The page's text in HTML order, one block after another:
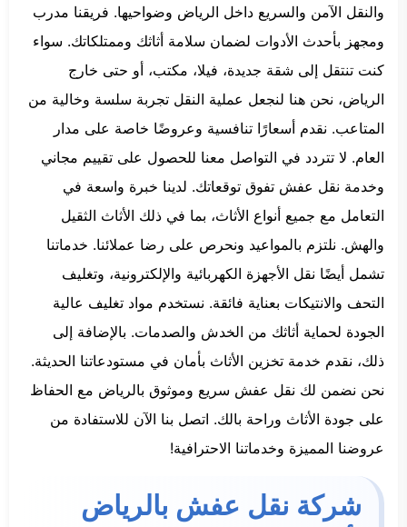
والنقل الآمن والسريع داخل الرياض وضواحيها. فريقنا مدرب
ومجهز بأحدث الأدوات لضمان سلامة أثاثك وممتلكاتك. سواء
كنت تنتقل إلى شقة جديدة، فيلا، مكتب، أو حتى خارج
الرياض، نحن هنا لنجعل عملية النقل تجربة سلسة وخالية من
المتاعب. نقدم أسعارًا تنافسية وعروضًا خاصة على مدار
العام. لا تتردد في التواصل معنا للحصول على تقييم مجاني
وخدمة نقل عفش تفوق توقعاتك. لدينا خبرة واسعة في
التعامل مع جميع أنواع الأثاث، بما في ذلك الأثاث الثقيل
والهش. نلتزم بالمواعيد ونحرص على رضا عملائنا. خدماتنا
تشمل أيضًا نقل الأجهزة الكهربائية والإلكترونية، وتغليف
التحف والانتيكات بعناية فائقة. نستخدم مواد تغليف عالية
الجودة لحماية أثاثك من الخدش والصدمات. بالإضافة إلى
ذلك، نقدم خدمة تخزين الأثاث بأمان في مستودعاتنا الحديثة.
نحن نضمن لك نقل عفش سريع وموثوق بالرياض مع الحفاظ
على جودة الأثاث وراحة بالك. اتصل بنا الآن للاستفادة من
عروضنا المميزة وخدماتنا الاحترافية!
شركة نقل عفش بالرياض